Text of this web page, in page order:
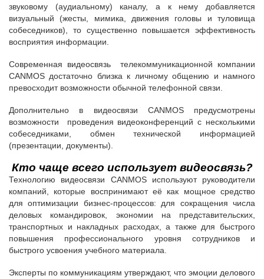
звуковому (аудиальному) каналу, а к нему добавляется
визуальный (жесты, мимика, движения головы и туловища
собеседников), то существенно повышается эффективность
восприятия информации.
Современная видеосвязь телекоммуникационной компании
CANMOS достаточно близка к личному общению и намного
превосходит возможности обычной телефонной связи.
Дополнительно в видеосвязи CANMOS предусмотрены
возможности проведения видеоконференций с несколькими
собеседниками, обмен технической информацией
(презентации, документы).
Кто чаще всего использует видеосвязь?
Технологию видеосвязи CANMOS используют руководители
компаний, которые воспринимают её как мощное средство
для оптимизации бизнес-процессов: для сокращения числа
деловых командировок, экономии на представительских,
транспортных и накладных расходах, а также для быстрого
повышения профессионального уровня сотрудников и
быстрого усвоения учебного материала.
Эксперты по коммуникациям утверждают, что эмоции делового